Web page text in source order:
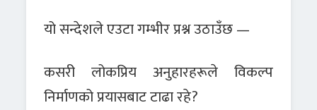
यो सन्देशले एउटा गम्भीर प्रश्न उठाउँछ —
कसरी लोकप्रिय अनुहारहरूले विकल्प
निर्माणको प्रयासबाट टाढा रहे?